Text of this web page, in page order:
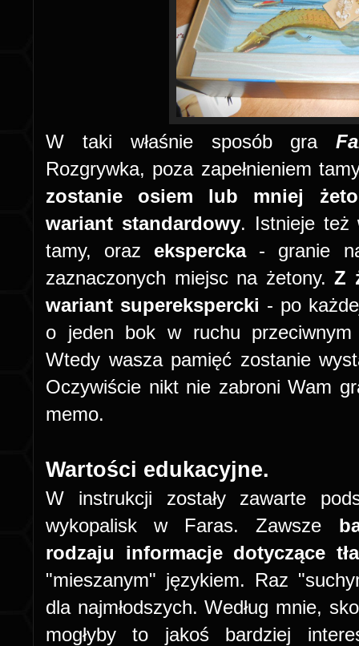
W taki właśnie sposób gra
Rozgrywka, poza zapełnieniem
zostanie osiem lub mniej
wariant standardowy. Istnieje też
tamy, oraz ekspercka - granie
zaznaczonych miejsc na żetony.Z
wariant superekspercki - po
o jeden bok w ruchu
Wtedy wasza pamięć zostanie
Oczywiście nikt nie zabroni Wam
memo.
Wartości edukacyjne.
W instrukcji zostały zawarte
wykopalisk w Faras. Zawsze
rodzaju informacje dotyczące
"mieszanym" językiem. Raz
dla najmłodszych. Według mnie,
mogłyby to jakoś bardziej